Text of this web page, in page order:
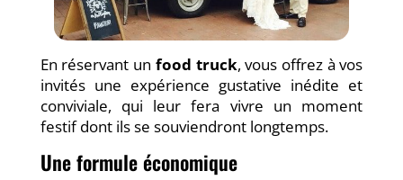
En réservant un food truck, vous offrez à vos
invités une expérience gustative inédite et
conviviale, qui leur fera vivre un moment
festif dont ils se souviendront longtemps.
Une formule économique